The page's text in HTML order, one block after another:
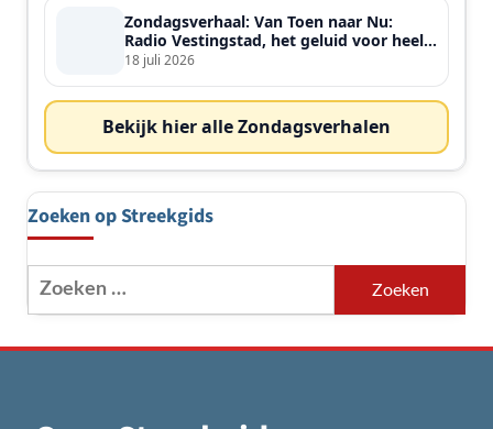
Zondagsverhaal: Van Toen naar Nu:
Radio Vestingstad, het geluid voor heel
de streek
18 juli 2026
Bekijk hier alle Zondagsverhalen
Zoeken op Streekgids
Zoeken
naar: